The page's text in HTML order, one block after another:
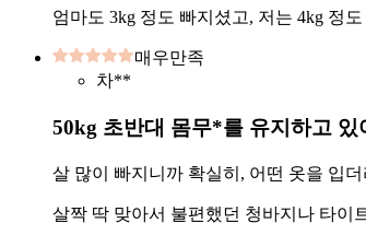
엄마도 3kg 정도 빠지셨고, 저는 4kg 정
매우만족
차**
50kg 초반대 몸무*를 유지하고 있
살 많이 빠지니까 확실히, 어떤 옷을 입
살짝 딱 맞아서 불편했던 청바지나 타이